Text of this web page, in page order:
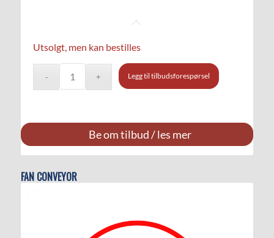
Utsolgt, men kan bestilles
Legg til tilbudsforespørsel
Be om tilbud / les mer
FAN CONVEYOR